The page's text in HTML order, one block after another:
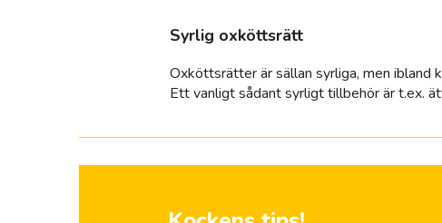
syrlig oxköttsrätt
Oxköttsrätter är sällan syrliga, men ibland
Ett vanligt sådant syrligt tillbehör är t.ex.